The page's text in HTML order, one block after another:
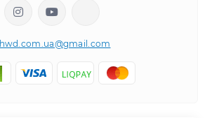
hwd.com.ua@gmail.com